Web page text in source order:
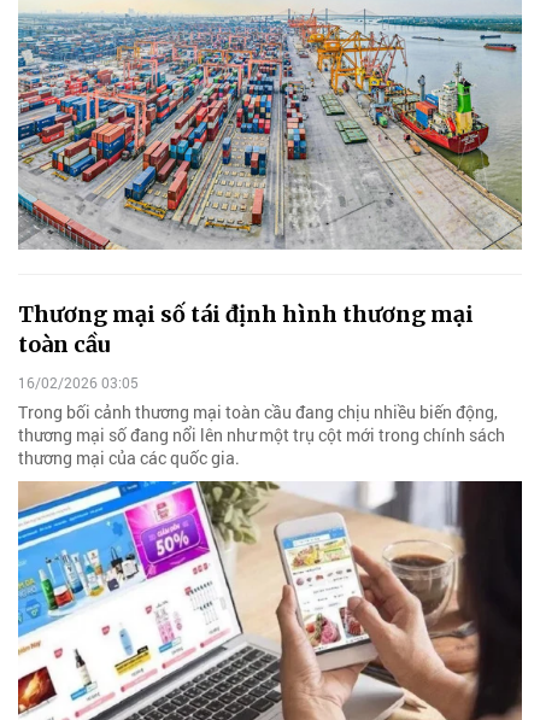
Thương mại số tái định hình thương mại
toàn cầu
16/02/2026 03:05
Trong bối cảnh thương mại toàn cầu đang chịu nhiều biến động,
thương mại số đang nổi lên như một trụ cột mới trong chính sách
thương mại của các quốc gia.